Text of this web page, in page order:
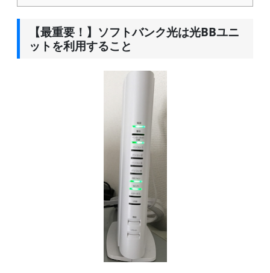
【最重要！】ソフトバンク光は光BBユニ
ットを利用すること